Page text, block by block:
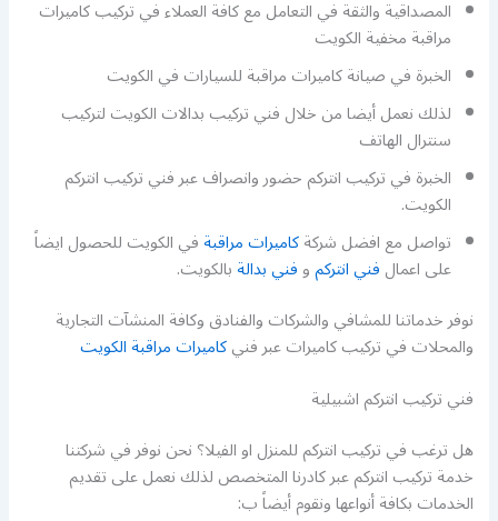
المصداقية والثقة في التعامل مع كافة العملاء في تركيب كاميرات
مراقبة مخفية الكويت
الخبرة في صيانة كاميرات مراقبة للسيارات في الكويت
لذلك نعمل أيضا من خلال فني تركيب بدالات الكويت لتركيب
سنترال الهاتف
الخبرة في تركيب انتركم حضور وانصراف عبر فني تركيب انتركم
الكويت.
تواصل مع افضل شركةكاميرات مراقبةفي الكويت للحصول ايضاً
على اعمالفني انتركموفني بدالةبالكويت.
نوفر خدماتنا للمشافي والشركات والفنادق وكافة المنشآت التجارية
والمحلات في تركيب كاميرات عبر فنيكاميرات مراقبة الكويت
فني تركيب انتركم اشبيلية
هل ترغب في تركيب انتركم للمنزل او الفيلا؟ نحن نوفر في شركتنا
خدمة تركيب انتركم عبر كادرنا المتخصص لذلك نعمل على تقديم
الخدمات بكافة أنواعها ونقوم أيضاً ب: